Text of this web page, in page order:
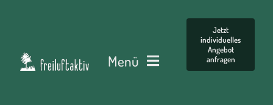
springen
Menü
Jetzt
individuelles
Angebot
anfragen